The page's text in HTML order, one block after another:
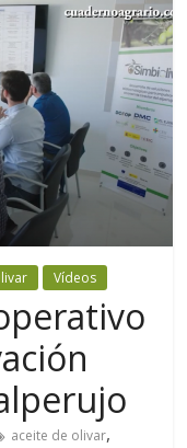
Vídeos
aceite de olivar,